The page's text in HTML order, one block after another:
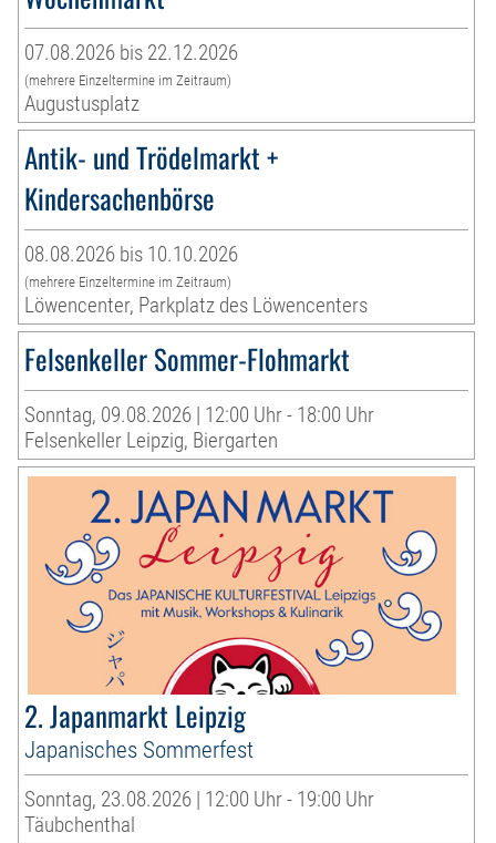
07.08.2026 bis 22.12.2026
(mehrere Einzeltermine im Zeitraum)
Augustusplatz
Antik- und Trödelmarkt +
Kindersachenbörse
08.08.2026 bis 10.10.2026
(mehrere Einzeltermine im Zeitraum)
Löwencenter, Parkplatz des Löwencenters
Felsenkeller Sommer-Flohmarkt
Sonntag, 09.08.2026 | 12:00 Uhr - 18:00 Uhr
Felsenkeller Leipzig, Biergarten
2. Japanmarkt Leipzig
Japanisches Sommerfest
Sonntag, 23.08.2026 | 12:00 Uhr - 19:00 Uhr
Täubchenthal